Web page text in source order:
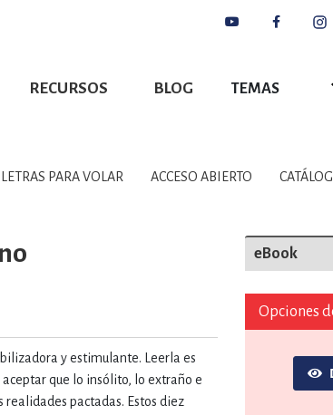
RECURSOS BLOG TEMAS
Y ESTUDIOS LITERARIOS
LETRAS PARA VOLAR ACCESO ABIERTO
y estimulante. Leerla es
que lo insólito, lo extraño e
pactadas. Estos diez
eBook
Opciones